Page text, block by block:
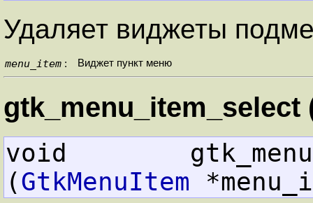
Удаляет виджеты
menu_item : Виджет пункт меню
gtk_menu_item_select
void
(GtkMenuItem